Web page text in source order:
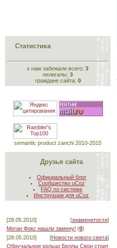
Статистика
к нам забежали всего: 3
нелигалы: 3
граждане сайта: 0
semantic product zanchi 2010-2015
Друзья сайта
Официальный блог
Сообщество uCoz
FAQ по системе
Инструкции для uCoz
[28.05.2010] [знаменитости]
Меган Фокс нашли замену! (0)
[28.05.2010]
[Новости нового света]
Обручальное кольцо Беллы Свон стоит